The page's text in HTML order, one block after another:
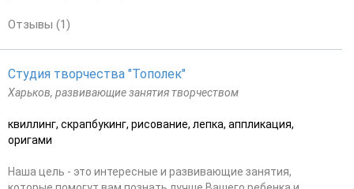
Отзывы (1)
Студия творчества "Тополек"
Харьков, развивающие занятия творчеством
квиллинг, скрапбукинг, рисование, лепка, аппликация,
оригами
Наша цель - это интересные и развивающие занятия,